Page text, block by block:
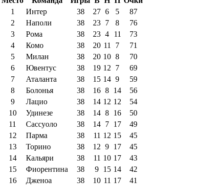
1
Интер 38 27 6 5
87
2
Наполи 38 23 7 8
76
3
Рома 38 23 4 11
73
4
Комо 38 20 11 7
71
5
Милан 38 20 10 8
70
6
Ювентус 38 19 12 7
69
7
Аталанта 38 15 14 9
59
8
Болонья 38 16 8 14
56
9
Лацио 38 14 12 12
54
10
Удинезе 38 14 8 16
50
11
Сассуоло 38 14 7 17
49
12
Парма 38 11 12 15
45
13
Торино 38 12 9 17
45
14
Кальяри 38 11 10 17
43
15
Фиорентина 38 9 15 14
42
16
Дженоа 38 10 11 17
41